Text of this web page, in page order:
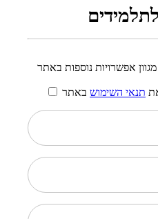
אפשרויות נוספות באתר
תנאי השימוש באתר